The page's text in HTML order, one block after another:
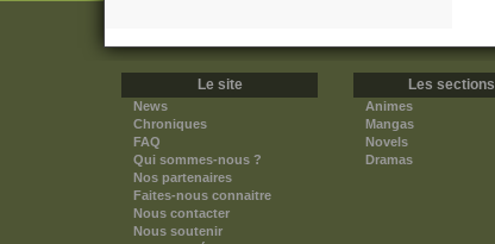
Le site
News
Chroniques
FAQ
Qui sommes-nous ?
Nos partenaires
Faites-nous connaitre
Nous contacter
Nous soutenir
Les sections
Animes
Mangas
Novels
Dramas